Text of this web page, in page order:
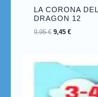
LA CORONA
DRAGON 12
9,95€ 9,45€